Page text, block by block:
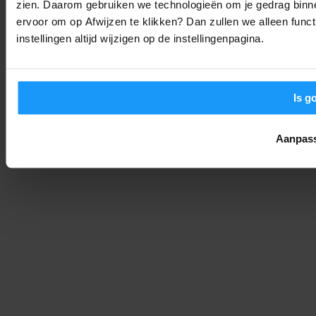
zien. Daarom gebruiken we technologieën om je gedrag
ervoor om op Afwijzen te klikken? Dan zullen we alleen
instellingen altijd wijzigen op de instellingenpagina.
Is
Home Assistant 2026.8 is uit: Dit zijn de belangrijkste
veranderingen
LAAD MEER